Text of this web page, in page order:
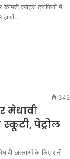
स्पोर्ट्स ट्राफियों में
हाथों…
342
मेधावी
पेट्रोल
छात्राओं के लिए रानी